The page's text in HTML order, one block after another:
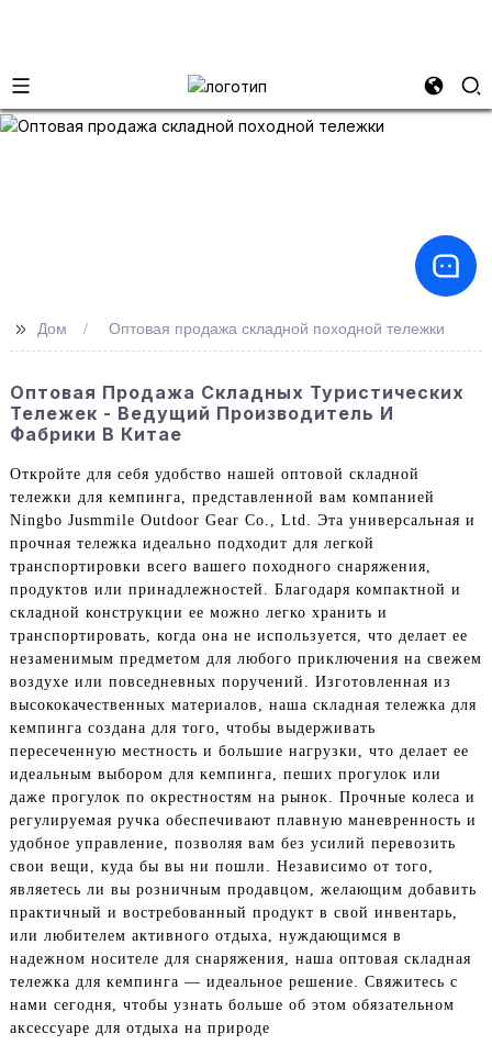
>> Дом Оптовая продажа складной походной тележки
Оптовая Продажа Складных Туристических
Тележек - Ведущий Производитель И
Фабрики В Китае
Откройте для себя удобство нашей оптовой складной
тележки для кемпинга, представленной вам компанией
Ningbo Jusmmile Outdoor Gear Co., Ltd. Эта универсальная и
прочная тележка идеально подходит для легкой
транспортировки всего вашего походного снаряжения,
продуктов или принадлежностей. Благодаря компактной и
складной конструкции ее можно легко хранить и
транспортировать, когда она не используется, что делает ее
незаменимым предметом для любого приключения на свежем
воздухе или повседневных поручений. Изготовленная из
высококачественных материалов, наша складная тележка для
кемпинга создана для того, чтобы выдерживать
пересеченную местность и большие нагрузки, что делает ее
идеальным выбором для кемпинга, пеших прогулок или
даже прогулок по окрестностям на рынок. Прочные колеса и
регулируемая ручка обеспечивают плавную маневренность и
удобное управление, позволяя вам без усилий перевозить
свои вещи, куда бы вы ни пошли. Независимо от того,
являетесь ли вы розничным продавцом, желающим добавить
практичный и востребованный продукт в свой инвентарь,
или любителем активного отдыха, нуждающимся в
надежном носителе для снаряжения, наша оптовая складная
тележка для кемпинга — идеальное решение. Свяжитесь с
нами сегодня, чтобы узнать больше об этом обязательном
аксессуаре для отдыха на природе